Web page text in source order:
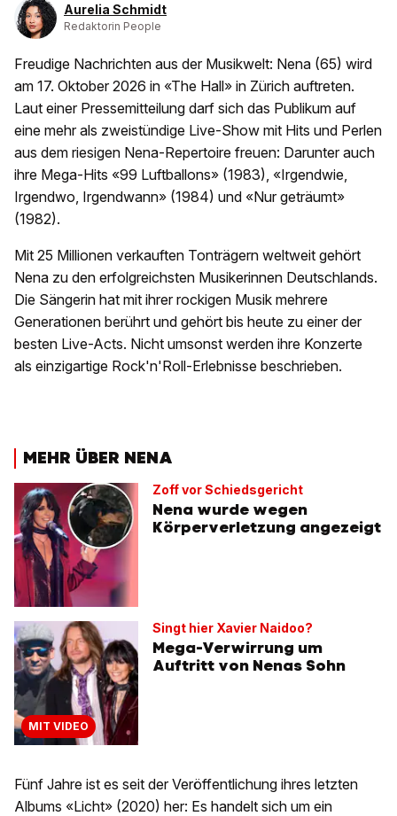
Aurelia Schmidt
Redaktorin People
Freudige Nachrichten aus der Musikwelt: Nena (65) wird
am 17. Oktober 2026 in «The Hall» in Zürich auftreten.
Laut einer Pressemitteilung darf sich das Publikum auf
eine mehr als zweistündige Live-Show mit Hits und Perlen
aus dem riesigen Nena-Repertoire freuen: Darunter auch
ihre Mega-Hits «99 Luftballons» (1983), «Irgendwie,
Irgendwo, Irgendwann» (1984) und «Nur geträumt»
(1982).
Mit 25 Millionen verkauften Tonträgern weltweit gehört
Nena zu den erfolgreichsten Musikerinnen Deutschlands.
Die Sängerin hat mit ihrer rockigen Musik mehrere
Generationen berührt und gehört bis heute zu einer der
besten Live-Acts. Nicht umsonst werden ihre Konzerte
als einzigartige Rock'n'Roll-Erlebnisse beschrieben.
MEHR ÜBER NENA
Zoff vor Schiedsgericht
Nena wurde wegen
Körperverletzung angezeigt
MIT VIDEO
Singt hier Xavier Naidoo?
Mega-Verwirrung um
Auftritt von Nenas Sohn
Fünf Jahre ist es seit der Veröffentlichung ihres letzten
Albums «Licht» (2020) her: Es handelt sich um ein